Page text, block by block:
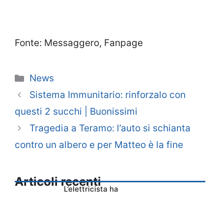
Fonte: Messaggero, Fanpage
Categorie
News
Sistema Immunitario: rinforzalo con
questi 2 succhi | Buonissimi
Tragedia a Teramo: l’auto si schianta
contro un albero e per Matteo è la fine
Articoli recenti
L’elettricista ha